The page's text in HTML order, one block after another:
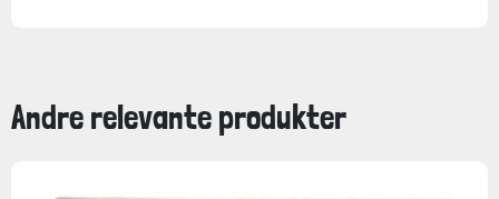
Andre relevante produkter